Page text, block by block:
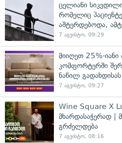
ცელიანი
რომელიც
აშტერდებოდა,
7 აგვისტო, 09:29
მიიღეთ 25%-
კომფორტერში
ნაწილ გადახდისას
7 აგვისტო, 09:27
Wine Square X
მხარდასაჭერად |
გრძელდება
7 აგვისტო, 08:16